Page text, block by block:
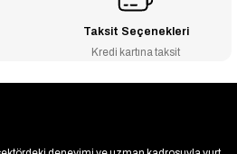
Taksit Seçenekleri
Kredi kartına taksit